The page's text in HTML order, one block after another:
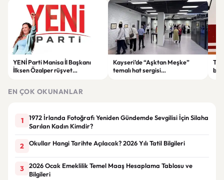
YENİ Parti Manisa İl Başkanı
İlksen Özalper rüşvet
Kayseri’de “Aşktan Meşke”
temalı hat sergisi
EN ÇOK OKUNANLAR
1
1972 İrlanda Fotoğrafı Yeniden Gündemde Sevgilisi İçin Silaha
Sarılan Kadın Kimdir?
2 Okullar Hangi Tarihte Açılacak? 2026 Yılı Tatil Bilgileri
3
2026 Ocak Emeklilik Temel Maaş Hesaplama Tablosu ve
Bilgileri